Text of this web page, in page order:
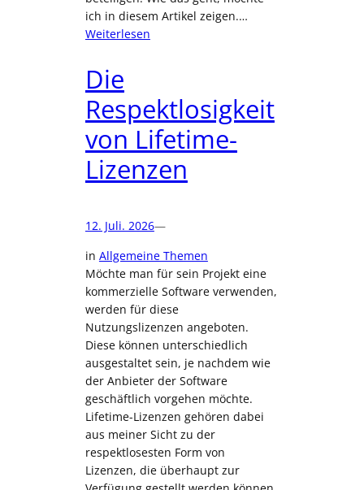
ich in diesem Artikel zeigen.…
Weiterlesen:
WordPress
Community
haben
Die
Respektlosigkeit
von Lifetime-
Lizenzen
12. Juli. 2026—
in Allgemeine Themen
Möchte man für sein Projekt eine
kommerzielle Software verwenden,
werden für diese
Nutzungslizenzen angeboten.
Diese können unterschiedlich
ausgestaltet sein, je nachdem wie
der Anbieter der Software
geschäftlich vorgehen möchte.
Lifetime-Lizenzen gehören dabei
aus meiner Sicht zu der
respektlosesten Form von
Lizenzen, die überhaupt zur